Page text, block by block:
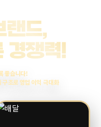
랜드,
경쟁력!
좋습니다!
구조로 영업 이익 극대화